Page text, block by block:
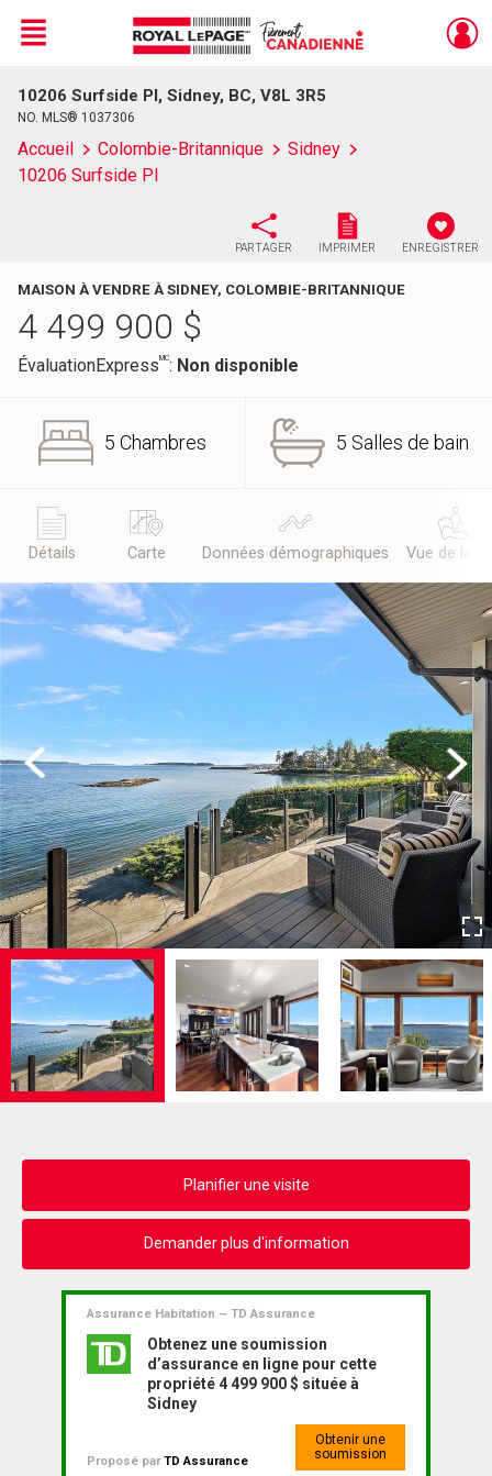
Live
En Direct
Menu
10206 Surfside Pl, Sidney, BC, V8L 3R5
NO. MLS® 1037306
Accueil Colombie-Britannique
Sidney
10206 Surfside Pl
PARTAGER IMPRIMER ENREGISTRER
MAISON À VENDRE À SIDNEY, COLOMBIE-BRITANNIQUE
4 499 900 $
ÉvaluationExpressMC: Non disponible
5 Chambres 5 Salles de bain
Détails Carte Données démographiques Vue de la
Previous Next
Planifier une visite
Demander plus d'information
Assurance Habitation – TD Assurance
Obtenez une soumission
d’assurance en ligne pour cette
propriété 4 499 900 $ située à
Sidney
Proposé parTD Assurance
Obtenir une
soumission